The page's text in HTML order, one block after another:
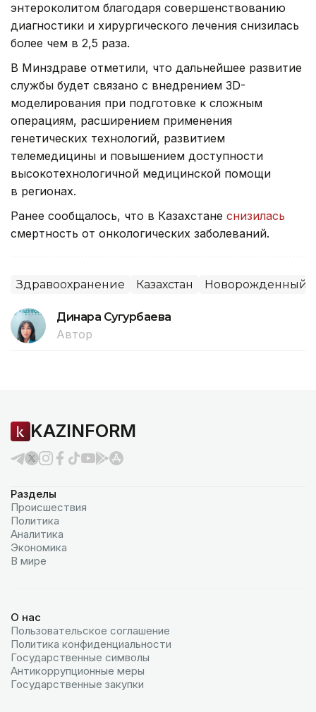
энтероколитом благодаря совершенствованию
диагностики и хирургического лечения снизилась
более чем в 2,5 раза.
В Минздраве отметили, что дальнейшее развитие
службы будет связано с внедрением 3D-
моделирования при подготовке к сложным
операциям, расширением применения
генетических технологий, развитием
телемедицины и повышением доступности
высокотехнологичной медицинской помощи
в регионах.
Ранее сообщалось, что в Казахстане снизилась
смертность от онкологических заболеваний.
Здравоохранение Казахстан Новорожденный
Динара Сугурбаева
Автор
KAZINFORM
Разделы
Происшествия
Политика
Аналитика
Экономика
В мире
О нас
Пользовательское соглашение
Политика конфиденциальности
Государственные символы
Антикоррупционные меры
Государственные закупки